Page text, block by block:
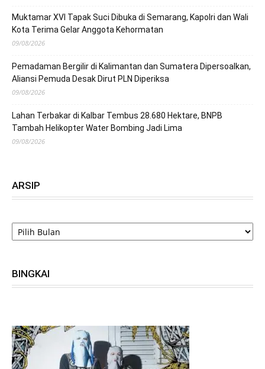
Muktamar XVI Tapak Suci Dibuka di Semarang, Kapolri dan Wali
Kota Terima Gelar Anggota Kehormatan
09/08/2026
Pemadaman Bergilir di Kalimantan dan Sumatera Dipersoalkan,
Aliansi Pemuda Desak Dirut PLN Diperiksa
09/08/2026
Lahan Terbakar di Kalbar Tembus 28.680 Hektare, BNPB
Tambah Helikopter Water Bombing Jadi Lima
09/08/2026
ARSIP
ARSIP
BINGKAI